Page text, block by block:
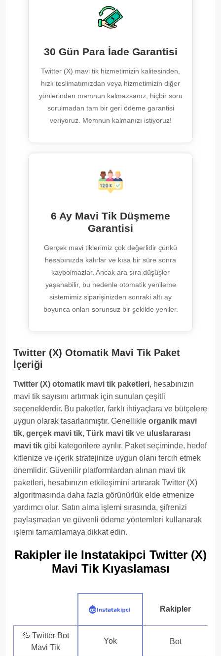
30 Gün Para İade Garantisi
Twitter (X) mavi tik hizmetimizin kalitesinden,
hızlı teslimatımızdan veya hizmetimizin diğer
yönlerinden memnun kalmazsanız, hiçbir soru
sorulmadan tam bir geri ödeme garantisi
veriyoruz. Memnun kalmanızı istiyoruz!
6 Ay Mavi Tik Düşmeme
Garantisi
Gerçek mavi tiklerimiz çok değerlidir çünkü
hesabınızda kalırlar ve kısa bir süre sonra
kaybolmazlar. Ancak ara sıra düşüşler
yaşanabilir, bu nedenle otomatik yenileme
sistemimiz siparişinizden sonraki altı ay
boyunca onları sorunsuz bir şekilde yeniler.
Twitter (X) Otomatik Mavi Tik Paket
İçeriği
Twitter (X) otomatik mavi tik paketleri, hesabınızın
mavi tik sayısını artırmak için sunulan çeşitli
seçeneklerdir. Bu paketler, farklı ihtiyaçlara ve bütçelere
uygun olarak tasarlanmıştır. Genellikle organik mavi
tik, gerçek mavi tik, Türk mavi tik ve uluslararası
mavi tik gibi kategorilere ayrılır. Paket seçiminde, hedef
kitlenize ve içerik stratejinize uygun olanı tercih etmek
önemlidir. Güvenilir platformlardan alınan mavi tik
paketleri, hesabınızın etkileşimini artırarak Twitter (X)
algoritmasında daha fazla görünürlük elde etmenize
yardımcı olur. Satın alma işlemi sırasında, şifrenizi
paylaşmadan ve güvenli ödeme yöntemleri kullanarak
işlemi tamamlamaya dikkat edin.
Rakipler ile Instatakipci Twitter (X)
Mavi Tik Kıyaslaması
Rakipler
💦 Twitter Bot
Mavi Tik
Yok Bot